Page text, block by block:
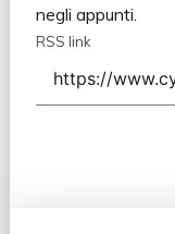
negli appunti.
RSS link